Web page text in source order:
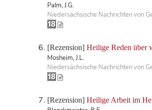
Palm, J.G.
Niedersächsische Nachrichten von
[Rezension] Heilige Reden über
Mosheim, J.L.
Niedersächsische Nachrichten von
[Rezension] Heilige Arbeit im